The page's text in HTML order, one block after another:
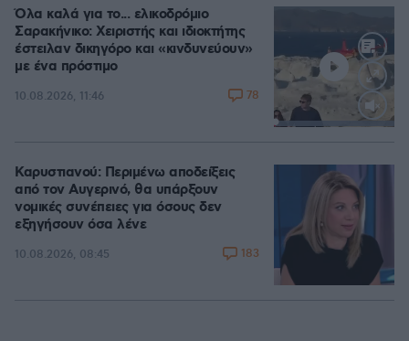
Loaded
Όλα καλά για το... ελικοδρόμιο
Σαρακήνικο: Χειριστής και ιδιοκτήτης
έστειλαν δικηγόρο και «κινδυνεύουν»
με ένα πρόστιμο
10.08.2026, 11:46 78
Καρυστιανού: Περιμένω αποδείξεις
από τον Αυγερινό, θα υπάρξουν
νομικές συνέπειες για όσους δεν
εξηγήσουν όσα λένε
10.08.2026, 08:45 183